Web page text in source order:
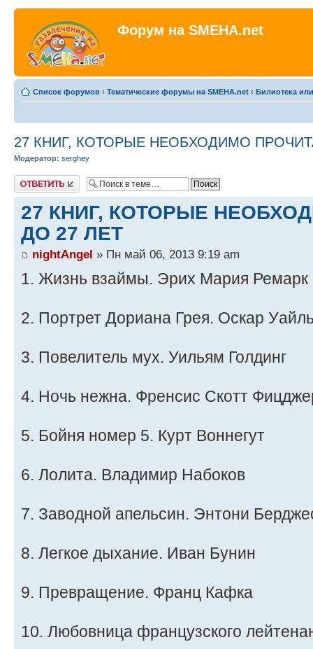
Форум на SMEHA.net
Список форумов ‹ Тематические форумы на SMEHA.net ‹ Билиотека
27 КНИГ, КОТОРЫЕ НЕОБХОДИМО
Модератор: serghey
Ответить
27 КНИГ, КОТОРЫЕ
ДО 27 ЛЕТ
nightAngel » Пн май 06, 2013 9:19 am
1. Жизнь взаймы. Эрих Мария Ремарк
2. Портрет Дориана Грея. Оскар
3. Повелитель мух. Уильям Голдинг
4. Ночь нежна. Френсис Скотт
5. Бойня номер 5. Курт Воннегут
6. Лолита. Владимир Набоков
7. Заводной апельсин. Энтони
8. Легкое дыхание. Иван Бунин
9. Превращение. Франц Кафка
10. Любовница французского